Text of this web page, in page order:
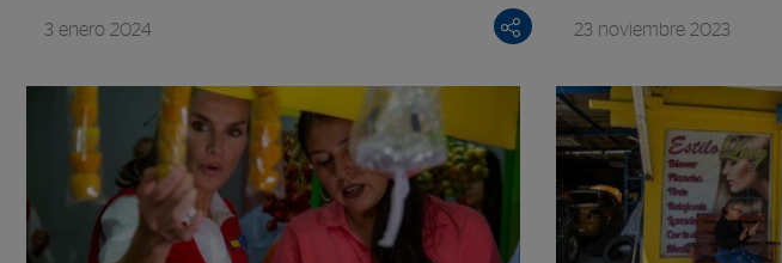
3 enero 2024 23 noviembre 2023